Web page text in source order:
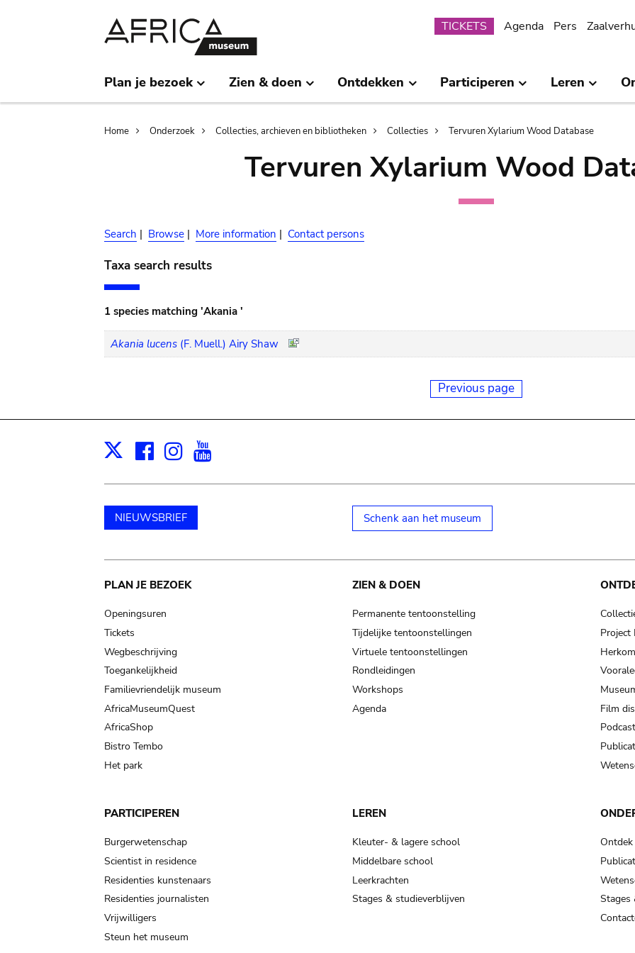
Submenu
TICKETS Agenda Pers
Plan je bezoek Zien & doen Ontdekken Participeren Leren
Breadcrumb
Home Onderzoek Collecties, archieven en bibliotheken Collecties Tervuren Xylarium Wood Database
Tervuren Xylarium Wood
Search | Browse | More information | Contact persons
Taxa search results
1 species matching 'Akania '
Akania lucens (F. Muell.) Airy Shaw
Previous page
X Facebook
Instagram
NIEUWSBRIEF Schenk aan het museum
Main
navigation
PLAN JE BEZOEK
Openingsuren
Tickets
Wegbeschrijving
Toegankelijkheid
Familievriendelijk museum
AfricaMuseumQuest
AfricaShop
Bistro Tembo
Het park
ZIEN & DOEN
Permanente tentoonstelling
Tijdelijke tentoonstellingen
Virtuele tentoonstellingen
Rondleidingen
Workshops
Agenda
Project
Film
PARTICIPEREN
Burgerwetenschap
Scientist in residence
Residenties kunstenaars
Residenties journalisten
Vrijwilligers
Steun het museum
LEREN
Kleuter- & lagere school
Middelbare school
Leerkrachten
Stages & studieverblijven
Stages